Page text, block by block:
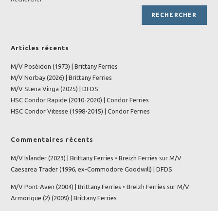
RECHERCHER
Articles récents
M/V Poséidon (1973) | Brittany Ferries
M/V Norbay (2026) | Brittany Ferries
M/V Stena Vinga (2025) | DFDS
HSC Condor Rapide (2010-2020) | Condor Ferries
HSC Condor Vitesse (1998-2015) | Condor Ferries
Commentaires récents
M/V Islander (2023) | Brittany Ferries • Breizh Ferries surM/V
Caesarea Trader (1996, ex-Commodore Goodwill) | DFDS
M/V Pont-Aven (2004) | Brittany Ferries • Breizh Ferries surM/V
Armorique (2) (2009) | Brittany Ferries